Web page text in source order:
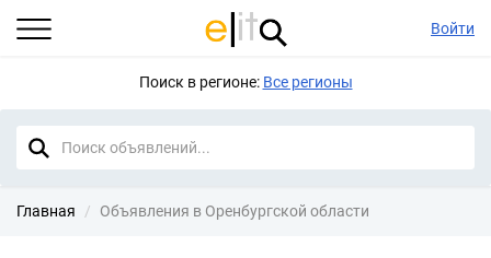
Поиск в регионе: Все регионы
Войти
Главная Объявления в Оренбургской области